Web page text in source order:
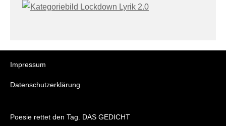
Impressum
Datenschutzerklärung
Poesie rettet den Tag. DAS GEDICHT